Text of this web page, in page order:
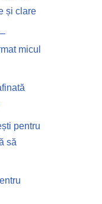
și clare
micul
pentru
să